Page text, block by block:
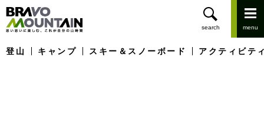
登山 キャンプ スキー＆スノーボード アクティビテ